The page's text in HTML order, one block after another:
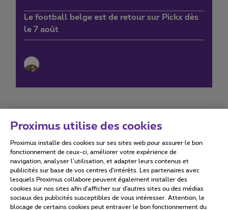
Le football belge est de retour sur Pickx dès
le 7 août
Conditions d'utilisation Accessibility statement
Tous droits réservés. © 2026
Proximus utilise des cookies
Proximus installe des cookies sur ses sites web pour assurer le bon
fonctionnement de ceux-ci, améliorer votre expérience de
navigation, analyser l’utilisation, et adapter leurs contenus et
publicités sur base de vos centres d’intérêts. Les partenaires avec
lesquels Proximus collabore peuvent également installer des
cookies sur nos sites afin d’afficher sur d'autres sites ou des médias
sociaux des publicités susceptibles de vous intéresser. Attention, le
blocage de certains cookies peut entraver le bon fonctionnement du